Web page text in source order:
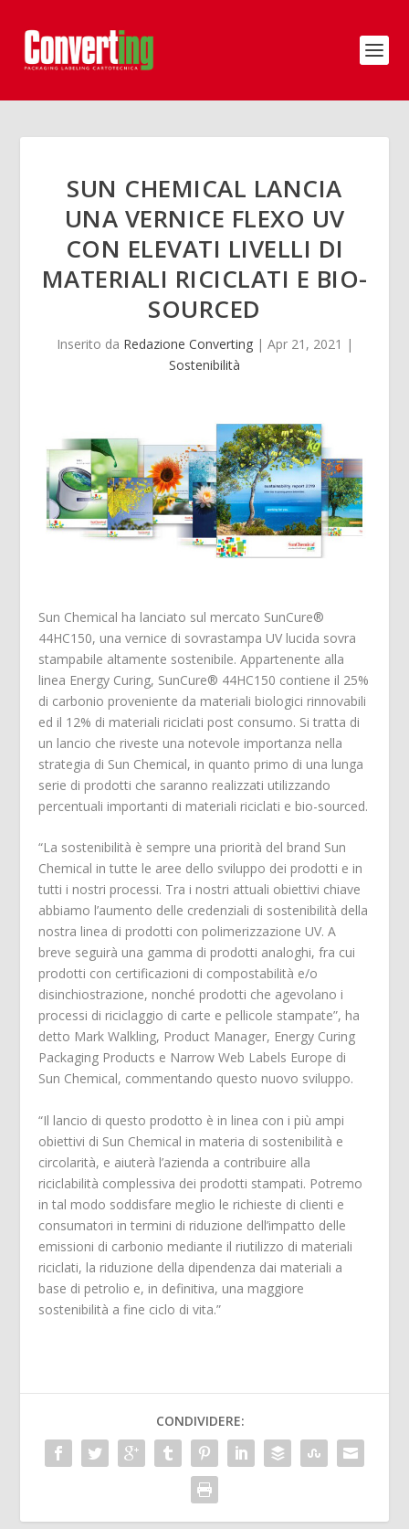
SUN CHEMICAL LANCIA
UNA VERNICE FLEXO UV
CON ELEVATI LIVELLI DI
MATERIALI RICICLATI E BIO-
SOURCED
Inserito da Redazione Converting| Apr 21, 2021 |
Sostenibilità
Sun Chemical ha lanciato sul mercato SunCure®
44HC150, una vernice di sovrastampa UV lucida sovra
stampabile altamente sostenibile. Appartenente alla
linea Energy Curing, SunCure® 44HC150 contiene il 25%
di carbonio proveniente da materiali biologici rinnovabili
ed il 12% di materiali riciclati post consumo. Si tratta di
un lancio che riveste una notevole importanza nella
strategia di Sun Chemical, in quanto primo di una lunga
serie di prodotti che saranno realizzati utilizzando
percentuali importanti di materiali riciclati e bio-sourced.
“La sostenibilità è sempre una priorità del brand Sun
Chemical in tutte le aree dello sviluppo dei prodotti e in
tutti i nostri processi. Tra i nostri attuali obiettivi chiave
abbiamo l’aumento delle credenziali di sostenibilità della
nostra linea di prodotti con polimerizzazione UV. A
breve seguirà una gamma di prodotti analoghi, fra cui
prodotti con certificazioni di compostabilità e/o
disinchiostrazione, nonché prodotti che agevolano i
processi di riciclaggio di carte e pellicole stampate”, ha
detto Mark Walkling, Product Manager, Energy Curing
Packaging Products e Narrow Web Labels Europe di
Sun Chemical, commentando questo nuovo sviluppo.
“Il lancio di questo prodotto è in linea con i più ampi
obiettivi di Sun Chemical in materia di sostenibilità e
circolarità, e aiuterà l’azienda a contribuire alla
riciclabilità complessiva dei prodotti stampati. Potremo
in tal modo soddisfare meglio le richieste di clienti e
consumatori in termini di riduzione dell’impatto delle
emissioni di carbonio mediante il riutilizzo di materiali
riciclati, la riduzione della dipendenza dai materiali a
base di petrolio e, in definitiva, una maggiore
sostenibilità a fine ciclo di vita.”
CONDIVIDERE: